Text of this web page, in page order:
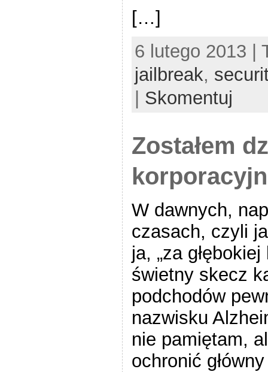
[…]
6 lutego 2013 |
jailbreak,
Skomentuj
Zostałem
W dawnych,
czasach, czyli
ja, „za
świetny skecz
podchodów
nazwisku
nie pamiętam,
ochronić